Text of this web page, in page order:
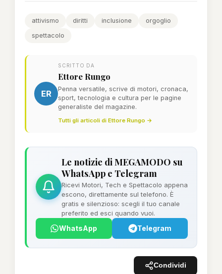
attivismo diritti inclusione
orgoglio
spettacolo
ER
SCRITTO DA
Ettore Rungo
Penna versatile, scrive di motori, cronaca,
sport, tecnologia e cultura per le pagine
generaliste del magazine.
Tutti gli articoli di Ettore Rungo →
Le notizie di MEGAMODO su
WhatsApp e Telegram
Ricevi Motori, Tech e Spettacolo appena
escono, direttamente sul telefono. È
gratis e silenzioso: scegli il tuo canale
preferito ed esci quando vuoi.
WhatsApp Telegram
Condividi